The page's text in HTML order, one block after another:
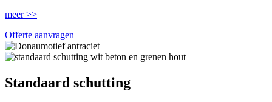
meer >>
Offerte aanvragen
Standaard schutting